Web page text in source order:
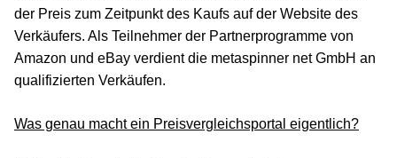
der Preis zum Zeitpunkt des Kaufs auf der Website des
Verkäufers. Als Teilnehmer der Partnerprogramme von
Amazon und eBay verdient die metaspinner net GmbH an
qualifizierten Verkäufen.
Was genau macht ein Preisvergleichsportal eigentlich?